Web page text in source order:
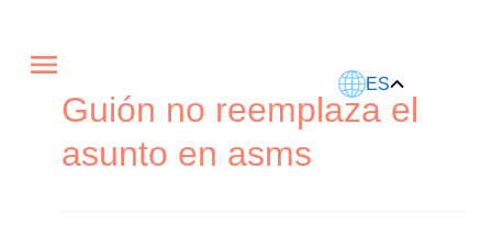
ES
Guión no reemplaza el
asunto en asms